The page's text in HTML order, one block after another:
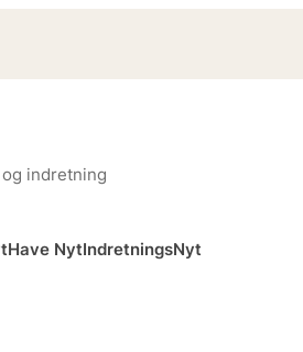
indretning
Have NytIndretningsNyt